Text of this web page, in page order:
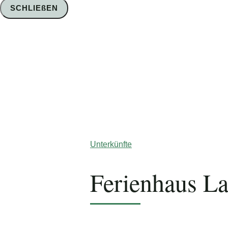
Unterkünfte
Ferienhaus
SCHLIEßEN